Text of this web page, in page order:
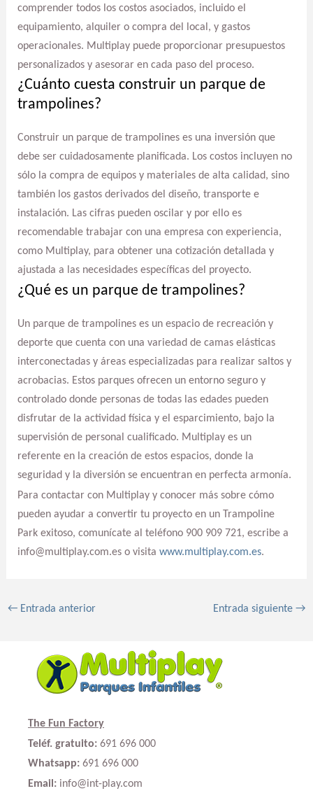
comprender todos los costos asociados, incluido el
equipamiento, alquiler o compra del local, y gastos
operacionales. Multiplay puede proporcionar presupuestos
personalizados y asesorar en cada paso del proceso.
¿Cuánto cuesta construir un parque de
trampolines?
Construir un parque de trampolines es una inversión que
debe ser cuidadosamente planificada. Los costos incluyen no
sólo la compra de equipos y materiales de alta calidad, sino
también los gastos derivados del diseño, transporte e
instalación. Las cifras pueden oscilar y por ello es
recomendable trabajar con una empresa con experiencia,
como Multiplay, para obtener una cotización detallada y
ajustada a las necesidades específicas del proyecto.
¿Qué es un parque de trampolines?
Un parque de trampolines es un espacio de recreación y
deporte que cuenta con una variedad de camas elásticas
interconectadas y áreas especializadas para realizar saltos y
acrobacias. Estos parques ofrecen un entorno seguro y
controlado donde personas de todas las edades pueden
disfrutar de la actividad física y el esparcimiento, bajo la
supervisión de personal cualificado. Multiplay es un
referente en la creación de estos espacios, donde la
seguridad y la diversión se encuentran en perfecta armonía.
Para contactar con Multiplay y conocer más sobre cómo
pueden ayudar a convertir tu proyecto en un Trampoline
Park exitoso, comunícate al teléfono 900 909 721, escribe a
info@multiplay.com.es o visita www.multiplay.com.es.
←Entrada anterior Entrada siguiente→
The Fun Factory
Teléf. gratuito: 691 696 000
Whatsapp: 691 696 000
Email: info@int-play.com